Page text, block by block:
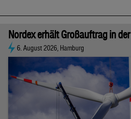
Nordex erhält Großauftrag in
6. August 2026, Hamburg